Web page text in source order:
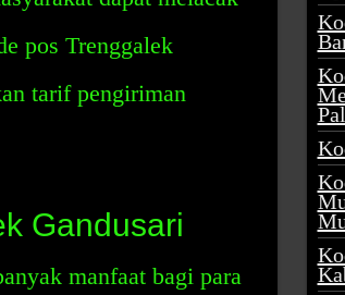
pos Trenggalek
tarif pengiriman
Gandusari
manfaat bagi para